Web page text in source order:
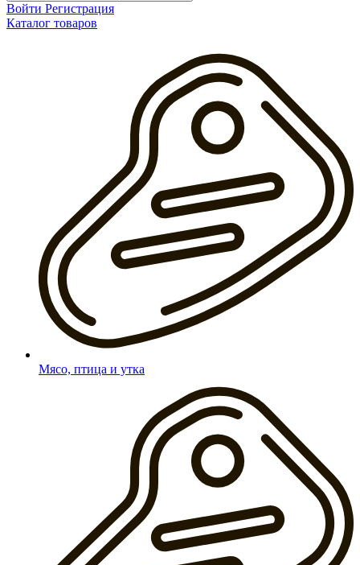
Войти Регистрация
Каталог товаров
Мясо, птица и утка